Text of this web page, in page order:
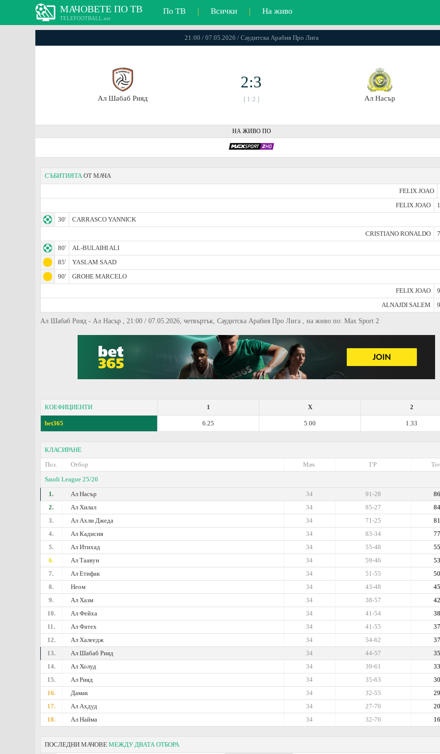
МАЧОВЕТЕ ПО ТВ
TELEFOOTBALL.net
По ТВ | Всички | На живо
21:00 / 07.05.2026 / Саудитска Арабия Про Лига
Ал Шабаб Рияд
2:3
[ 1:2 ] Ал Насър
НА ЖИВО ПО
СЪБИТИЯТАОТ МАЧА
FELIX JOAO
FELIX JOAO
30'
CARRASCO YANNICK
CRISTIANO RONALDO
80'
AL-BULAIHI ALI
85'
YASLAM SAAD
90'
GROHE MARCELO
FELIX JOAO
ALNAJDI SALEM
Ал Шабаб Рияд - Ал Насър , 21:00 / 07.05.2026, четвъртък, Саудитска Арабия Про Лига , на живо по: Max Sport 2
КОЕФИЦИЕНТИ 2
X
1
bet365 1.33
5.00
6.25
КЛАСИРАНЕ
Поз.
Отбор ГР
Мач.
Saudi League 25/26
1.
Ал Насър 86
91-28
34
2.
Ал Хилал 84
85-27
34
3.
Ал Ахли Джеда 81
71-25
34
4.
Ал Кадисия 77
83-34
34
5.
Ал Итихад 55
55-48
34
6.
Ал Таавун 53
59-46
34
7.
Ал Етифак 50
51-55
34
8.
Неом 45
43-48
34
9.
Ал Хазм 42
38-57
34
10.
Ал Фейха 38
41-54
34
11.
Ал Фатех 37
41-55
34
12.
Ал Халеедж 37
54-62
34
13.
Ал Шабаб Рияд 35
44-57
34
14.
Ал Холуд 33
39-61
34
15.
Ал Рияд 30
35-63
34
16.
Дамак 29
32-55
34
17.
Ал Ахдуд 20
27-70
34
18.
Ал Найма 16
32-76
34
ПОСЛЕДНИ МАЧОВЕ МЕЖДУ ДВАТА ОТБОРА